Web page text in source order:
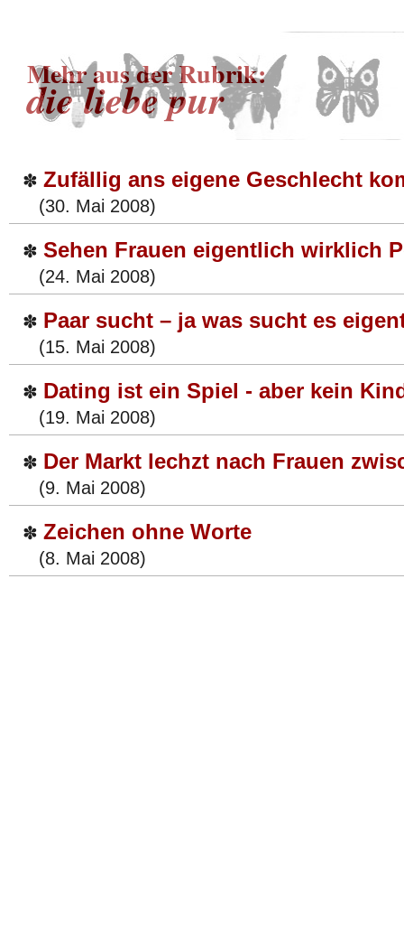
Mehr aus der Rubrik:
die liebe pur
✽ Zufällig ans eigene Geschlecht
(30. Mai 2008)
✽ Sehen Frauen eigentlich wirklich
(24. Mai 2008)
✽ Paar sucht – ja was sucht es
(15. Mai 2008)
✽ Dating ist ein Spiel - aber kein
(19. Mai 2008)
✽ Der Markt lechzt nach Frauen
(9. Mai 2008)
✽ Zeichen ohne Worte
(8. Mai 2008)